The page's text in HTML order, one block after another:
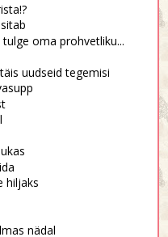
oma prohvetliku...
uudseid tegemisi
hiljaks
nädal